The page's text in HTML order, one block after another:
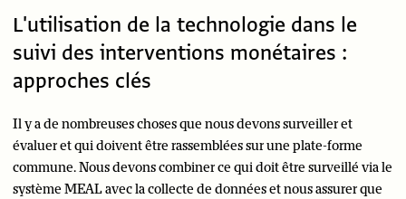
L'utilisation de la technologie dans le
suivi des interventions monétaires :
approches clés
Il y a de nombreuses choses que nous devons surveiller et
évaluer et qui doivent être rassemblées sur une plate-forme
commune. Nous devons combiner ce qui doit être surveillé via le
système MEAL avec la collecte de données et nous assurer que